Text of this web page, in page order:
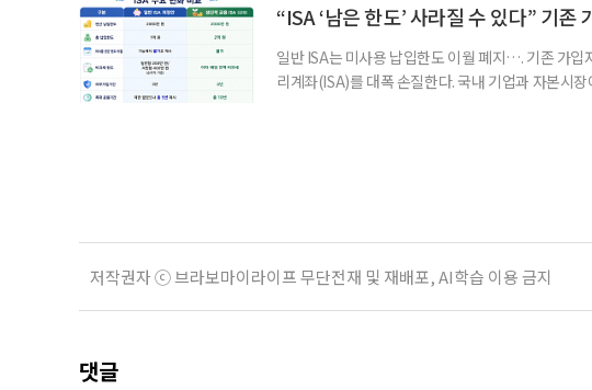
부가 각자 집 한 채씩을 보유하면 한 세대가 두 채를
“ISA ‘남은 한도’ 사라질 수 있다” 기존
일반 ISA는 미사용 납입한도 이월 폐지…. 기존 가
리계좌(ISA)를 대폭 손질한다. 국내 기업과 자본시
저작권자 ⓒ 브라보마이라이프 무단전재 및 재배포, AI학습 이용 금지
댓글